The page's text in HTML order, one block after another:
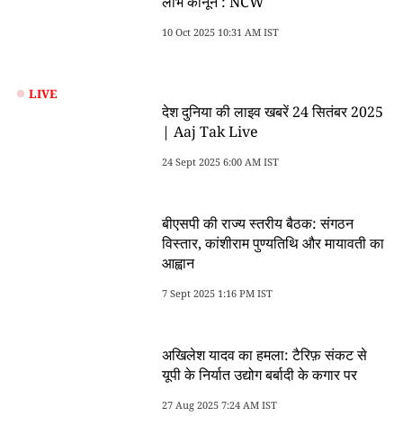
10 Oct 2025 10:31 AM IST
LIVE
देश दुनिया की लाइव खबरें 24 सितंबर 2025
| Aaj Tak Live
24 Sept 2025 6:00 AM IST
बीएसपी की राज्य स्तरीय बैठक: संगठन
विस्तार, कांशीराम पुण्यतिथि और मायावती का
आह्वान
7 Sept 2025 1:16 PM IST
अखिलेश यादव का हमला: टैरिफ़ संकट से
यूपी के निर्यात उद्योग बर्बादी के कगार पर
27 Aug 2025 7:24 AM IST